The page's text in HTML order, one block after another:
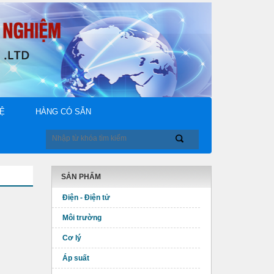
HÀNG CÓ SẴN
SẢN PHẨM
Điện - Điện tử
Môi trường
Cơ lý
Áp suất